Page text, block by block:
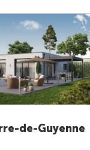
de-Guyenne